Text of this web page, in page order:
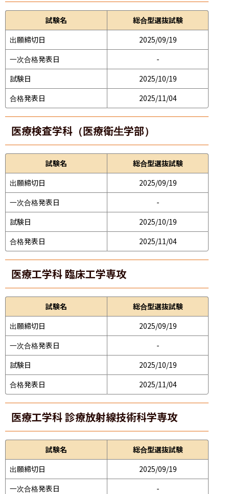
試験名
総合型選抜試験
出願締切日
2025/09/19
一次合格発表日
-
試験日
2025/10/19
合格発表日
2025/11/04
医療検査学科（医療衛生学部）
試験名
総合型選抜試験
出願締切日
2025/09/19
一次合格発表日
-
試験日
2025/10/19
合格発表日
2025/11/04
医療工学科 臨床工学専攻
試験名
総合型選抜試験
出願締切日
2025/09/19
一次合格発表日
-
試験日
2025/10/19
合格発表日
2025/11/04
医療工学科 診療放射線技術科学専攻
試験名
総合型選抜試験
出願締切日
2025/09/19
一次合格発表日
-